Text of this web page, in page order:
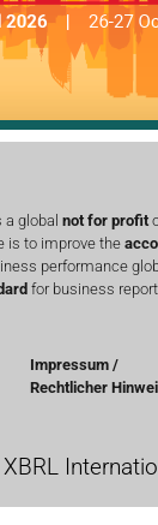
global not for profit
is to improve the
performance
for business
Impressum /
Rechtlicher